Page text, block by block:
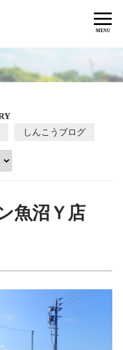
MENU
しんこうブログ
魚沼Ｙ店